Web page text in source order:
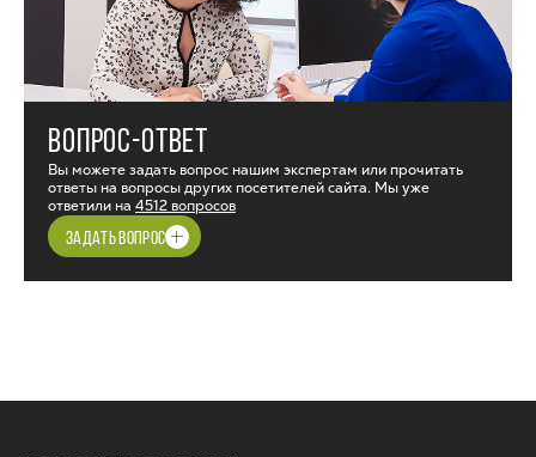
ВОПРОС-ОТВЕТ
Вы можете задать вопрос нашим экспертам или прочитать
ответы на вопросы других посетителей сайта. Мы уже
ответили на 4512 вопросов
ЗАДАТЬ ВОПРОС